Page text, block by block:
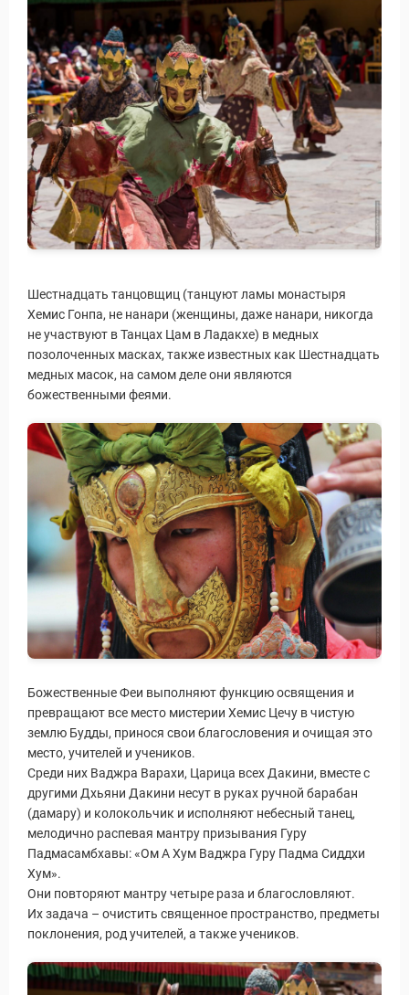
Шестнадцать танцовщиц (танцуют ламы монастыря
Хемис Гонпа, не нанари (женщины, даже нанари, никогда
не участвуют в Танцах Цам в Ладакхе) в медных
позолоченных масках, также известных как Шестнадцать
медных масок, на самом деле они являются
божественными феями.
Божественные Феи выполняют функцию освящения и
превращают все место мистерии Хемис Цечу в чистую
землю Будды, принося свои благословения и очищая это
место, учителей и учеников.
Среди них Ваджра Варахи, Царица всех Дакини, вместе с
другими Дхьяни Дакини несут в руках ручной барабан
(дамару) и колокольчик и исполняют небесный танец,
мелодично распевая мантру призывания Гуру
Падмасамбхавы: «Ом А Хум Ваджра Гуру Падма Сиддхи
Хум».
Они повторяют мантру четыре раза и благословляют.
Их задача – очистить священное пространство, предметы
поклонения, род учителей, а также учеников.